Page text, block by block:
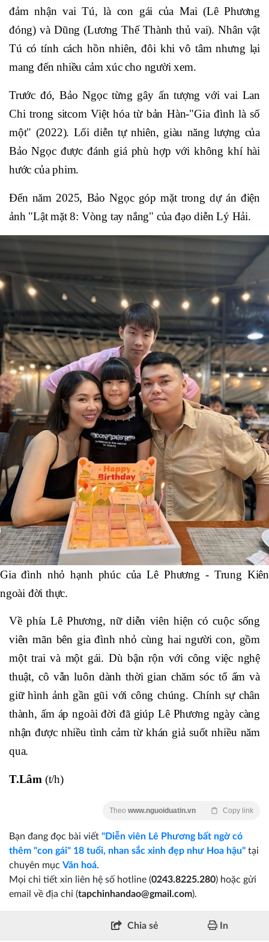
đảm nhận vai Tú, là con gái của Mai (Lê Phương
đóng) và Dũng (Lương Thế Thành thủ vai). Nhân vật
Tú có tính cách hồn nhiên, đôi khi vô tâm nhưng lại
mang đến nhiều cảm xúc cho người xem.
Trước đó, Bảo Ngọc từng gây ấn tượng với vai Lan
Chi trong sitcom Việt hóa từ bản Hàn-"Gia đình là số
một" (2022). Lối diễn tự nhiên, giàu năng lượng của
Bảo Ngọc được đánh giá phù hợp với không khí hài
hước của phim.
Đến năm 2025, Bảo Ngọc góp mặt trong dự án điện
ảnh "Lật mặt 8: Vòng tay nắng" của đạo diễn Lý Hải.
Gia đình nhỏ hạnh phúc của Lê Phương - Trung Kiên
ngoài đời thực.
Về phía Lê Phương, nữ diễn viên hiện có cuộc sống
viên mãn bên gia đình nhỏ cùng hai người con, gồm
một trai và một gái. Dù bận rộn với công việc nghệ
thuật, cô vẫn luôn dành thời gian chăm sóc tổ ấm và
giữ hình ảnh gần gũi với công chúng. Chính sự chân
thành, ấm áp ngoài đời đã giúp Lê Phương ngày càng
nhận được nhiều tình cảm từ khán giả suốt nhiều năm
qua.
T.Lâm (t/h)
Theo www.nguoiduatin.vn Copy link
Bạn đang đọc bài viết "Diễn viên Lê Phương bất ngờ có
thêm "con gái" 18 tuổi, nhan sắc xinh đẹp như Hoa hậu" tại
chuyên mục Văn hoá.
Mọi chi tiết xin liên hệ số hotline (0243.8225.280) hoặc gửi
email về địa chỉ (tapchinhandao@gmail.com).
Chia sẻ In